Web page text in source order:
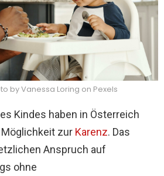
by Vanessa Loring on Pexels
Kindes haben in Österreich
zur Karenz. Das
Anspruch auf
ohne